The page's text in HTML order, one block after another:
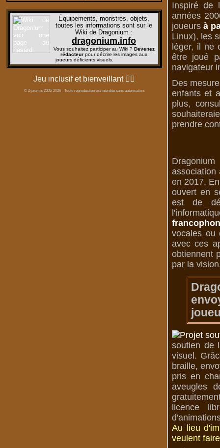
Équipements, monstres, objets,
toutes les informations sont sur le
Wiki de Dragonium :
dragonium.info
Vous souhaitez participer au Wiki ? Devenez
rédacteur pour décrire les images aux
joueurs déficients visuels.
Jeu inclusif et bienveillant 🏳️‍🌈
© Zyzomis 2005-2026 - Toute reproduction est interdite sans autorisation.
Inspiré de
années
joueursà
Linux), les
léger, il ne
être joué
navigateur
Des
enfants et
plus,
prendre
en 2017.
ouvert en
est de
vocales ou
avec ces
obtiennent
par la
soutien de
visuel.
braille,
pris en
aveugles
licence
Au lieu
veulent